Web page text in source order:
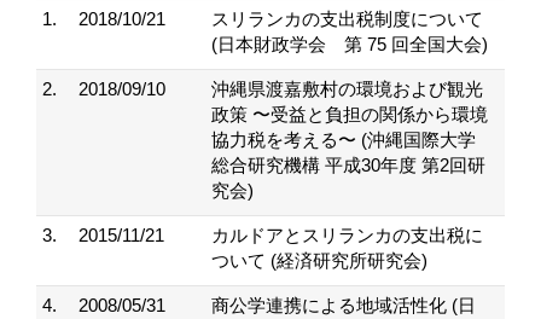
1.
2018/10/21
スリランカの支出税制度について
(日本財政学会 第 75 回全国大会)
2. 2018/09/10
沖縄県渡嘉敷村の環境および観光
政策 〜受益と負担の関係から環境
協力税を考える〜 (沖縄国際大学
総合研究機構 平成30年度 第2回研
究会)
3. 2015/11/21
カルドアとスリランカの支出税に
ついて (経済研究所研究会)
4. 2008/05/31
商公学連携による地域活性化 (日